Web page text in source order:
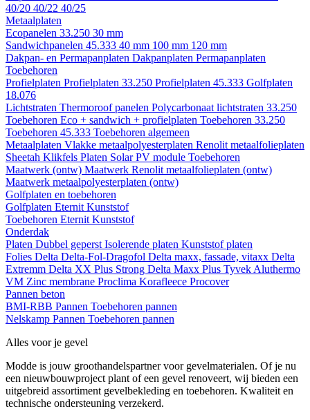
40/20 40/22 40/25
Metaalplaten
Ecopanelen 33.250 30 mm
Sandwichpanelen 45.333 40 mm 100 mm 120 mm
Dakpan- en Permapanplaten Dakpanplaten Permapanplaten
Toebehoren
Profielplaten Profielplaten 33.250 Profielplaten 45.333 Golfplaten
18.076
Lichtstraten Thermoroof panelen Polycarbonaat lichtstraten 33.250
Toebehoren Eco + sandwich + profielplaten Toebehoren 33.250
Toebehoren 45.333 Toebehoren algemeen
Metaalplaten Vlakke metaalpolyesterplaten Renolit metaalfolieplaten
Sheetah Klikfels Platen Solar PV module Toebehoren
Maatwerk (ontw) Maatwerk Renolit metaalfolieplaten (ontw)
Maatwerk metaalpolyesterplaten (ontw)
Golfplaten en toebehoren
Golfplaten Eternit Kunststof
Toebehoren Eternit Kunststof
Onderdak
Platen Dubbel geperst Isolerende platen Kunststof platen
Folies Delta Delta-Fol-Dragofol Delta maxx, fassade, vitaxx Delta
Extremm Delta XX Plus Strong Delta Maxx Plus Tyvek Aluthermo
VM Zinc membrane Proclima Korafleece Procover
Pannen beton
BMI-RBB Pannen Toebehoren pannen
Nelskamp Pannen Toebehoren pannen
Alles voor je gevel
Modde is jouw groothandelspartner voor gevelmaterialen. Of je nu
een nieuwbouwproject plant of een gevel renoveert, wij bieden een
uitgebreid assortiment gevelbekleding en toebehoren. Kwaliteit en
technische ondersteuning verzekerd.